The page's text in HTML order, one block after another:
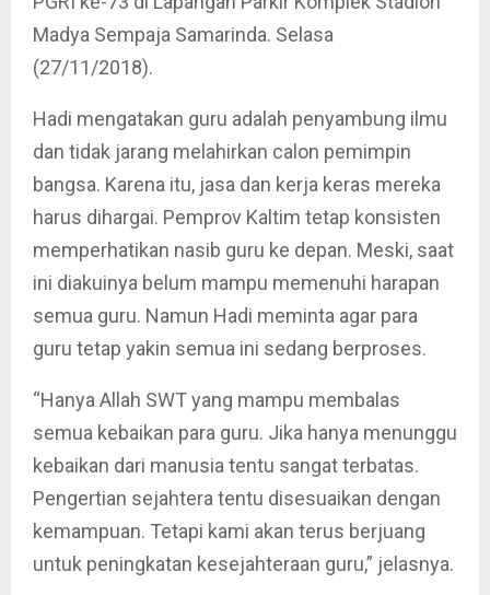
Madya Sempaja Samarinda. Selasa
(27/11/2018).
Hadi mengatakan guru adalah penyambung ilmu
dan tidak jarang melahirkan calon pemimpin
bangsa. Karena itu, jasa dan kerja keras mereka
harus dihargai. Pemprov Kaltim tetap konsisten
memperhatikan nasib guru ke depan. Meski, saat
ini diakuinya belum mampu memenuhi harapan
semua guru. Namun Hadi meminta agar para
guru tetap yakin semua ini sedang berproses.
“Hanya Allah SWT yang mampu membalas
semua kebaikan para guru. Jika hanya menunggu
kebaikan dari manusia tentu sangat terbatas.
Pengertian sejahtera tentu disesuaikan dengan
kemampuan. Tetapi kami akan terus berjuang
untuk peningkatan kesejahteraan guru,” jelasnya.